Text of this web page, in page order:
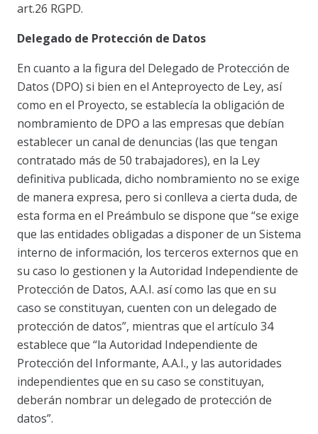
art.26 RGPD.
Delegado de Protección de Datos
En cuanto a la figura del Delegado de Protección de
Datos (DPO) si bien en el Anteproyecto de Ley, así
como en el Proyecto, se establecía la obligación de
nombramiento de DPO a las empresas que debían
establecer un canal de denuncias (las que tengan
contratado más de 50 trabajadores), en la Ley
definitiva publicada, dicho nombramiento no se exige
de manera expresa, pero si conlleva a cierta duda, de
esta forma en el Preámbulo se dispone que “se exige
que las entidades obligadas a disponer de un Sistema
interno de información, los terceros externos que en
su caso lo gestionen y la Autoridad Independiente de
Protección de Datos, A.A.I. así como las que en su
caso se constituyan, cuenten con un delegado de
protección de datos”, mientras que el artículo 34
establece que “la Autoridad Independiente de
Protección del Informante, A.A.I., y las autoridades
independientes que en su caso se constituyan,
deberán nombrar un delegado de protección de
datos”.